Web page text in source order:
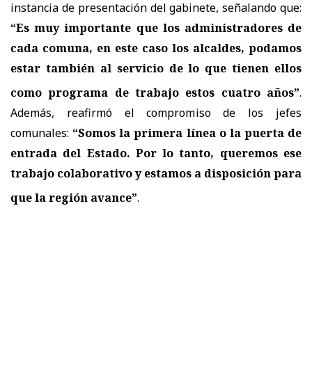
instancia de presentación del gabinete, señalando que:
“Es muy importante que los administradores de
cada comuna, en este caso los alcaldes, podamos
estar también al servicio de lo que tienen ellos
como programa de trabajo estos cuatro años”.
Además, reafirmó el compromiso de los jefes
comunales: “Somos la primera línea o la puerta de
entrada del Estado. Por lo tanto, queremos ese
trabajo colaborativo y estamos a disposición para
que la región avance”.